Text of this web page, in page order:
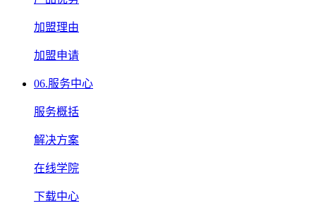
加盟理由
加盟申请
06.服务中心
服务概括
解决方案
在线学院
下载中心